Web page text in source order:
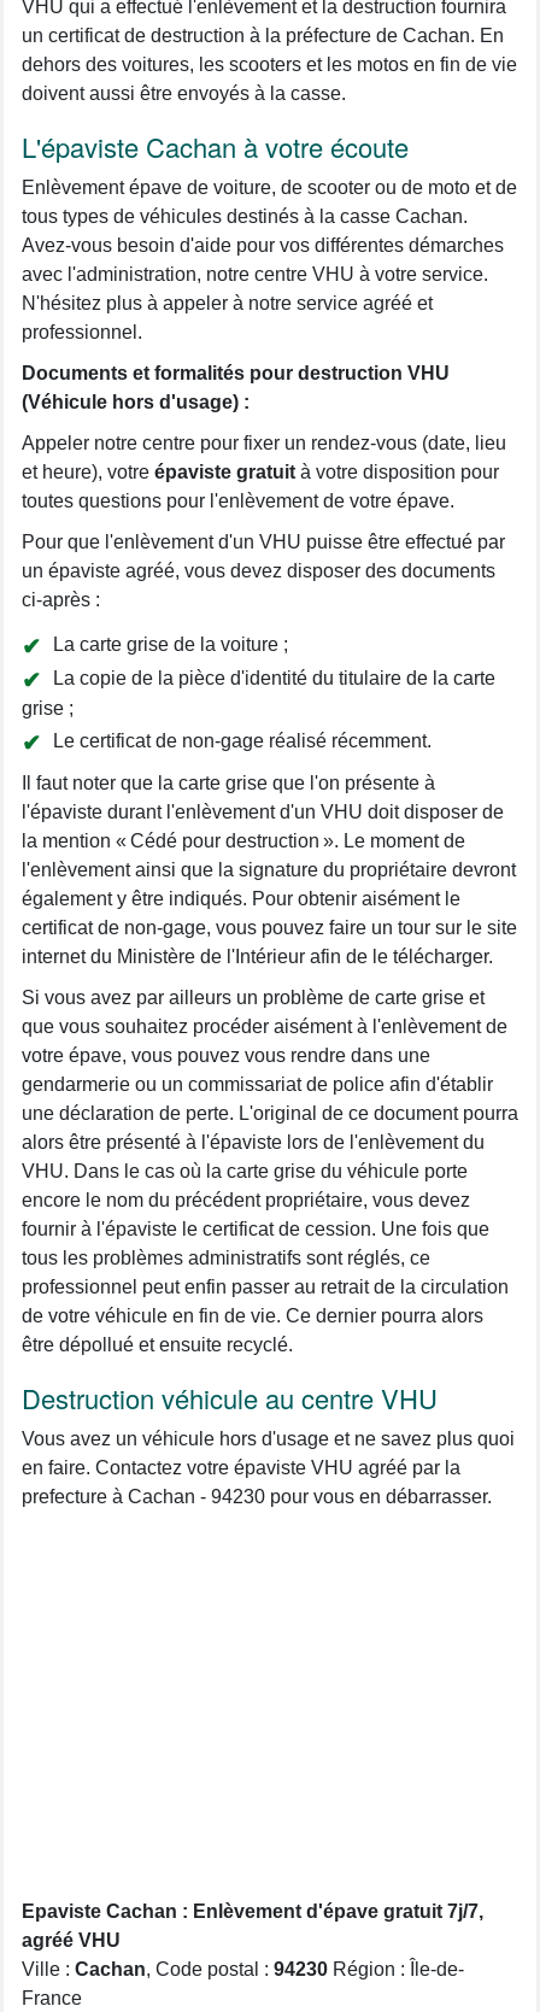
VHU qui a effectué l'enlèvement et la destruction fournira
un certificat de destruction à la préfecture de Cachan. En
dehors des voitures, les scooters et les motos en fin de vie
doivent aussi être envoyés à la casse.
L'épaviste Cachan à votre écoute
Enlèvement épave de voiture, de scooter ou de moto et de
tous types de véhicules destinés à la casse Cachan.
Avez-vous besoin d'aide pour vos différentes démarches
avec l'administration, notre centre VHU à votre service.
N'hésitez plus à appeler à notre service agréé et
professionnel.
Documents et formalités pour destruction VHU
(Véhicule hors d'usage) :
Appeler notre centre pour fixer un rendez-vous (date, lieu
et heure), votre épaviste gratuit à votre disposition pour
toutes questions pour l'enlèvement de votre épave.
Pour que l'enlèvement d'un VHU puisse être effectué par
un épaviste agréé, vous devez disposer des documents
ci-après :
La carte grise de la voiture ;
La copie de la pièce d'identité du titulaire de la carte
grise ;
Le certificat de non-gage réalisé récemment.
Il faut noter que la carte grise que l'on présente à
l'épaviste durant l'enlèvement d'un VHU doit disposer de
la mention « Cédé pour destruction ». Le moment de
l'enlèvement ainsi que la signature du propriétaire devront
également y être indiqués. Pour obtenir aisément le
certificat de non-gage, vous pouvez faire un tour sur le site
internet du Ministère de l'Intérieur afin de le télécharger.
Si vous avez par ailleurs un problème de carte grise et
que vous souhaitez procéder aisément à l'enlèvement de
votre épave, vous pouvez vous rendre dans une
gendarmerie ou un commissariat de police afin d'établir
une déclaration de perte. L'original de ce document pourra
alors être présenté à l'épaviste lors de l'enlèvement du
VHU. Dans le cas où la carte grise du véhicule porte
encore le nom du précédent propriétaire, vous devez
fournir à l'épaviste le certificat de cession. Une fois que
tous les problèmes administratifs sont réglés, ce
professionnel peut enfin passer au retrait de la circulation
de votre véhicule en fin de vie. Ce dernier pourra alors
être dépollué et ensuite recyclé.
Destruction véhicule au centre VHU
Vous avez un véhicule hors d'usage et ne savez plus quoi
en faire. Contactez votre épaviste VHU agréé par la
prefecture à Cachan - 94230 pour vous en débarrasser.
Epaviste Cachan : Enlèvement d'épave gratuit 7j/7,
agréé VHU
Ville : Cachan, Code postal : 94230 Région : Île-de-
France